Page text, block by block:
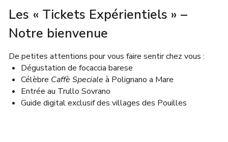
Les « Tickets Expérientiels » –
Notre bienvenue
De petites attentions pour vous faire sentir chez vous :
Dégustation de focaccia barese
Célèbre Caffè Speciale à Polignano a Mare
Entrée au Trullo Sovrano
Guide digital exclusif des villages des Pouilles